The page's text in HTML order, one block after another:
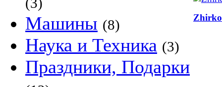
Машины (8)
Наука и Техника (3)
Праздники, Подарки